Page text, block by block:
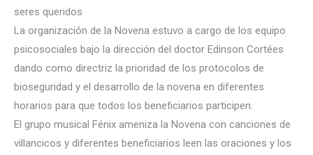
seres queridos
La organización de la Novena estuvo a cargo de los equipo
psicosociales bajo la dirección del doctor Edinson Cortées
dando como directriz la prioridad de los protocolos de
bioseguridad y el desarrollo de la novena en diferentes
horarios para que todos los beneficiarios participen.
El grupo musical Fénix ameniza la Novena con canciones de
villancicos y diferentes beneficiarios leen las oraciones y los